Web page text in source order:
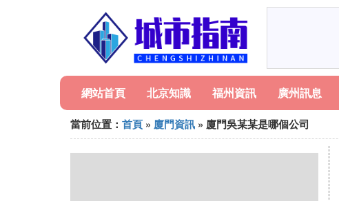
網站首頁 北京知識 福州資訊 廣州訊息
當前位置： 首頁 » 廈門資訊 » 廈門吳某某是哪個公司